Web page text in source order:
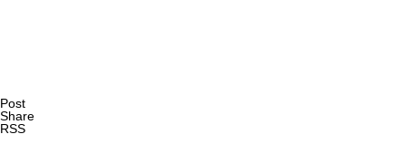
Post
Share
RSS